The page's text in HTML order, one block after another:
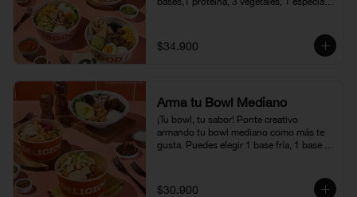
$34.900
Arma tu Bowl Mediano
¡Tu bowl, tu sabor! Ponte creativo
armando tu bowl mediano como más te
gusta. Puedes elegir 1 base fría, 1 base
aprox.)
$30.900